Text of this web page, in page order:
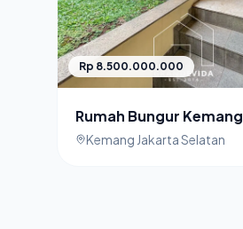
Rp 8.500.000.000
Rumah Bungur Kemang
Jakarta Selatan Dijual
Kemang Jakarta Selatan